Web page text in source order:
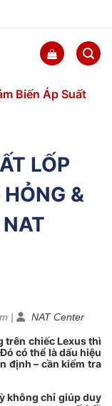
Biến Áp Suất
LỐP
HỎNG &
| NAT Center
trên chiếc Lexus thì
có thể là dấu hiệu
định – cần kiểm tra
không chỉ giúp duy